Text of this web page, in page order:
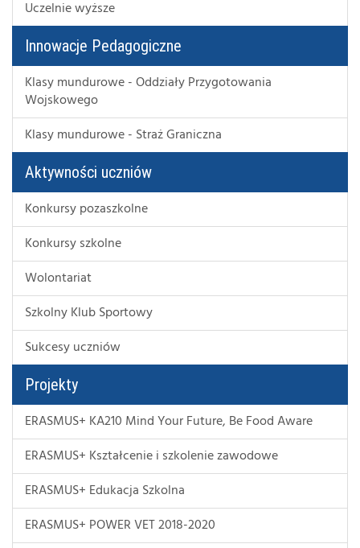
Uczelnie wyższe
Innowacje Pedagogiczne
Klasy mundurowe - Oddziały Przygotowania
Wojskowego
Klasy mundurowe - Straż Graniczna
Aktywności uczniów
Konkursy pozaszkolne
Konkursy szkolne
Wolontariat
Szkolny Klub Sportowy
Sukcesy uczniów
Projekty
ERASMUS+ KA210 Mind Your Future, Be Food Aware
ERASMUS+ Kształcenie i szkolenie zawodowe
ERASMUS+ Edukacja Szkolna
ERASMUS+ POWER VET 2018-2020